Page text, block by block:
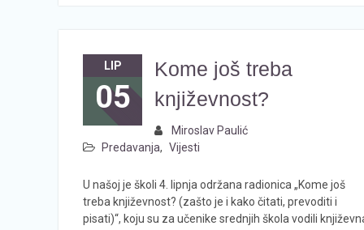
LIP
05
Kome još treba
književnost?
Miroslav Paulić
Predavanja, Vijesti
U našoj je školi 4. lipnja održana radionica „Kome još
treba književnost? (zašto je i kako čitati, prevoditi i
pisati)“, koju su za učenike srednjih škola vodili